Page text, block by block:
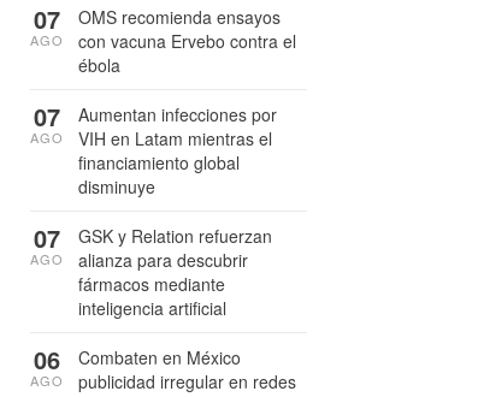
OMS recomienda ensayos
con vacuna Ervebo contra el
ébola
07
AGO
Aumentan infecciones por
VIH en Latam mientras el
financiamiento global
disminuye
07
AGO
GSK y Relation refuerzan
alianza para descubrir
fármacos mediante
inteligencia artificial
07
AGO
Combaten en México
publicidad irregular en redes
06
AGO